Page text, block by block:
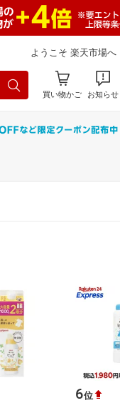
ようこそ 楽天市場へ
買い物かご お知らせ
6位